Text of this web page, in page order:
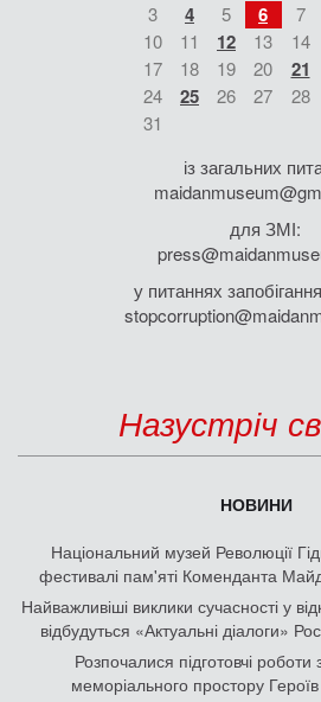
3 4 5 6 7
10
11 12 13 14
17
18 19 20 21
24
25 26 27 28
31
із загальних
для ЗМІ:
у питаннях
Назустріч
НОВИНИ
Національний музей Революції
фестивалі пам'яті Коменданта
Найважливіші виклики сучасності у
відбудуться «Актуальні діалоги»
Розпочалися підготовчі
меморіального простору